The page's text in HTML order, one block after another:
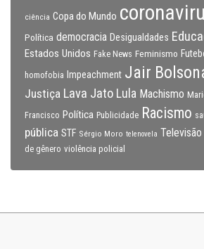
ciência Copa do Mundo
Política democracia Desigualdades
Estados Unidos Fake News Feminismo
homofobia Impeachment Jair
Justiça Lava Jato Lula Machismo
Francisco Política Publicidade Racismo
pública STF Sérgio Moro telenovela Televisão
de gênero violência policial